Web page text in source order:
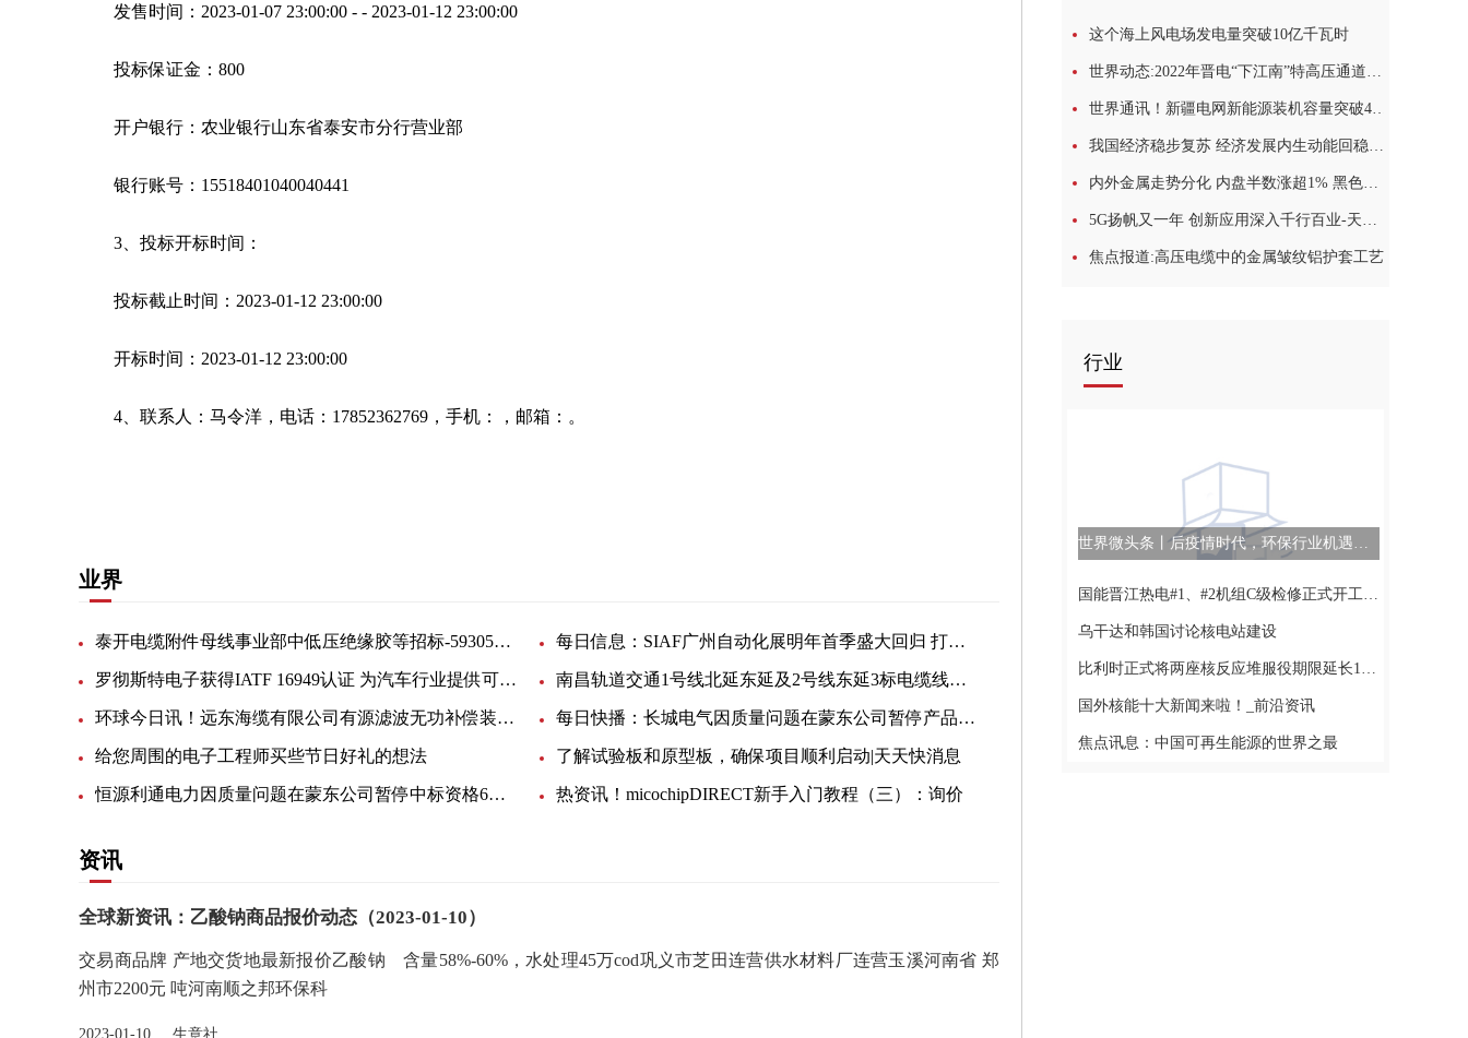
发售时间：2023-01-07 23:00:00 - - 2023-01-12 23:00:00
投标保证金：800
开户银行：农业银行山东省泰安市分行营业部
银行账号：15518401040040441
3、投标开标时间：
投标截止时间：2023-01-12 23:00:00
开标时间：2023-01-12 23:00:00
4、联系人：马令洋，电话：17852362769，手机：，邮箱：。
业界
泰开电缆附件母线事业部中低压绝缘胶等招标-59305招标公告 每日信息：SIAF广州自动化展明年首季盛大回归 打造商机蓬勃的行业盛会
罗彻斯特电子获得IATF 16949认证 为汽车行业提供可持续供货支持_环球头条 南昌轨道交通1号线北延东延及2号线东延3标电缆线采购
环球今日讯！远东海缆有限公司有源滤波无功补偿装置招标公告 每日快播：长城电气因质量问题在蒙东公司暂停产品中标资格6个月
给您周围的电子工程师买些节日好礼的想法 了解试验板和原型板，确保项目顺利启动|天天快消息
恒源利通电力因质量问题在蒙东公司暂停中标资格6个月 热资讯！micochipDIRECT新手入门教程（三）：询价
资讯
全球新资讯：乙酸钠商品报价动态（2023-01-10）
交易商品牌 产地交货地最新报价乙酸钠 含量58%-60%，水处理45万cod巩义市芝田连营供水材料厂连营玉溪河南省 郑
州市2200元 吨河南顺之邦环保科
2023-01-10 生意社
这个海上风电场发电量突破10亿千瓦时
世界动态:2022年晋电“下江南”特高压通道送电371亿千瓦时
世界通讯！新疆电网新能源装机容量突破4000万千瓦
我国经济稳步复苏 经济发展内生动能回稳走强
内外金属走势分化 内盘半数涨超1% 黑色系下行走弱|环球热议
5G扬帆又一年 创新应用深入千行百业-天天聚看点
焦点报道:高压电缆中的金属皱纹铝护套工艺
行业
世界微头条丨后疫情时代，环保行业机遇与发展如何？
国能晋江热电#1、#2机组C级检修正式开工 前沿资讯
乌干达和韩国讨论核电站建设
比利时正式将两座核反应堆服役期限延长10年|观点
国外核能十大新闻来啦！_前沿资讯
焦点讯息：中国可再生能源的世界之最